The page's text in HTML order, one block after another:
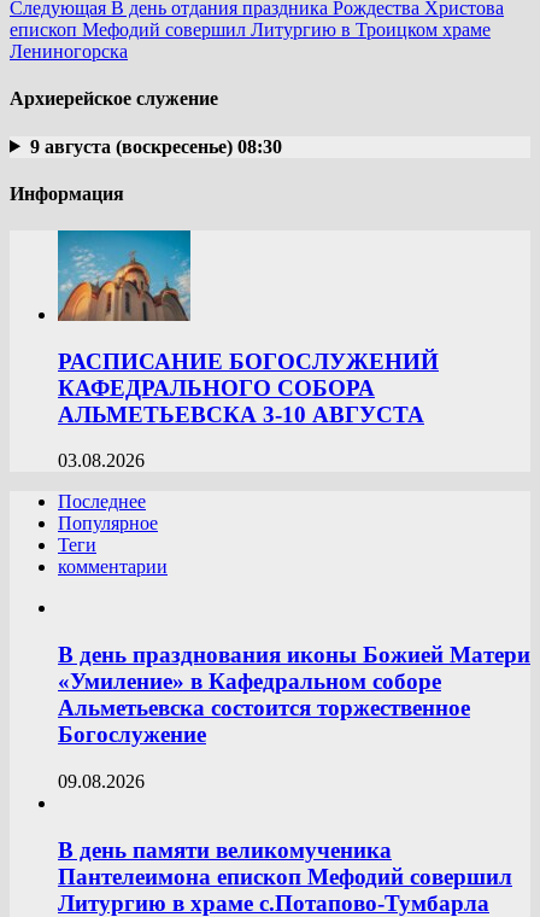
Следующая В день отдания праздника Рождества Христова
епископ Мефодий совершил Литургию в Троицком храме
Лениногорска
Архиерейское служение
9 августа (воскресенье) 08:30
Информация
РАСПИСАНИЕ БОГОСЛУЖЕНИЙ
КАФЕДРАЛЬНОГО СОБОРА
АЛЬМЕТЬЕВСКА 3-10 АВГУСТА
03.08.2026
Последнее
Популярное
Теги
комментарии
В день празднования иконы Божией Матери
«Умиление» в Кафедральном соборе
Альметьевска состоится торжественное
Богослужение
09.08.2026
В день памяти великомученика
Пантелеимона епископ Мефодий совершил
Литургию в храме с.Потапово-Тумбарла